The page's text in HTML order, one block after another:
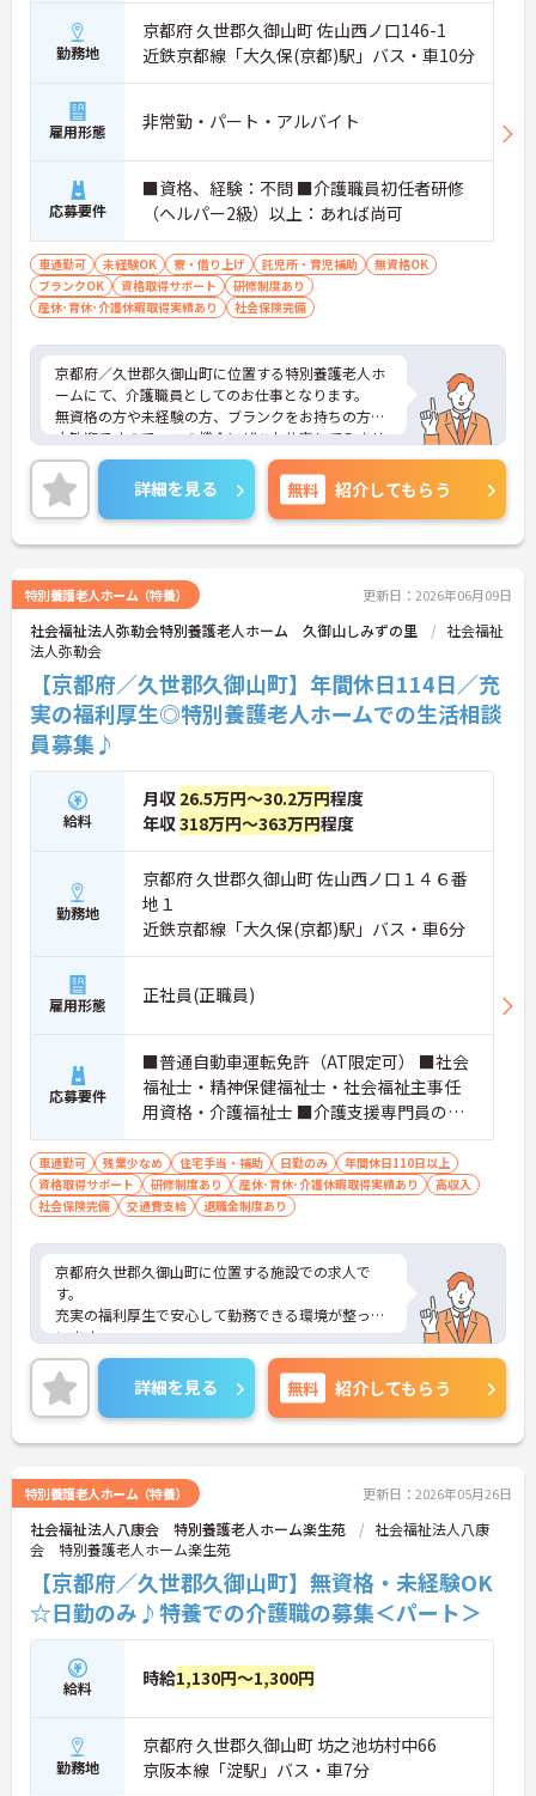
勤務地
京都府 久世郡久御山町 佐山西ノ口146-1
近鉄京都線「大久保(京都)駅」バス・車10分
雇用形態 非常勤・パート・アルバイト
応募要件
■資格、経験：不問 ■介護職員初任者研修
（ヘルパー2級）以上：あれば尚可
車通勤可 未経験OK 寮・借り上げ 託児所・育児補助
無資格OK
ブランクOK
資格取得サポート
研修制度あり
産休･育休･介護休暇取得実績あり
社会保険完備
京都府／久世郡久御山町に位置する特別養護老人ホ
ームにて、介護職員としてのお仕事となります。
無資格の方や未経験の方、ブランクをお持ちの方も
大歓迎ですので、この機会にぜひお仕事してみませ
んか？
利用可能な保育所もあり、お子様がいらっしゃる方
でも安心してお仕事できます♪
ご興味ある方は面接ポイントをお伝えしますので、
お気軽にお問い合わせください♪
詳細を見る 無料 紹介してもらう
特別養護老人ホーム（特養） 更新日：2026年06月09日
社会福祉法人弥勒会特別養護老人ホーム 久御山しみずの里
社会福祉
法人弥勒会
【京都府／久世郡久御山町】年間休日114日／充
実の福利厚生◎特別養護老人ホームでの生活相談
員募集♪
給料
月収 26.5万円～30.2万円程度
年収318万円～363万円程度
勤務地
京都府 久世郡久御山町 佐山西ノ口１４６番
地１
近鉄京都線「大久保(京都)駅」バス・車6分
雇用形態 正社員(正職員)
応募要件
■普通自動車運転免許（AT限定可） ■社会
福祉士・精神保健福祉士・社会福祉主事任
用資格・介護福祉士 ■介護支援専門員のい
ずれかの資格取得者 または 介護実務経
験2年以上の方 ※ブランク可
車通勤可 残業少なめ 住宅手当・補助 日勤のみ
年間休日110日以上
資格取得サポート
研修制度あり 産休･育休･介護休暇取得実績あり
高収入
社会保険完備
交通費支給 退職金制度あり
京都府久世郡久御山町に位置する施設での求人で
す。
充実の福利厚生で安心して勤務できる環境が整って
います。
あなたの経験やスキルを活かして、高齢者の皆さま
が安心して過ごせる空間づくりにチャレンジしてみ
ませんか？
ご興味ある方には、面接対策ポイントなど、さらに
詳細をお話しいたしますのでお気軽にご相談くださ
詳細を見る 無料 紹介してもらう
特別養護老人ホーム（特養） 更新日：2026年05月26日
社会福祉法人八康会 特別養護老人ホーム楽生苑
社会福祉法人八康
会 特別養護老人ホーム楽生苑
【京都府／久世郡久御山町】無資格・未経験OK
☆日勤のみ♪特養での介護職の募集＜パート＞
給料 時給1,130円～1,300円
勤務地
京都府 久世郡久御山町 坊之池坊村中66
京阪本線「淀駅」バス・車7分